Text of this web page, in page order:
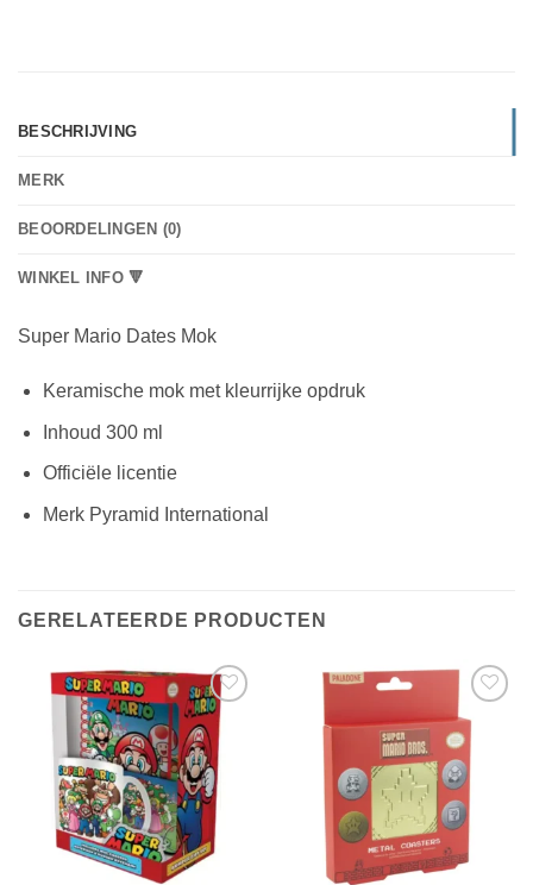
BESCHRIJVING
MERK
BEOORDELINGEN (0)
WINKEL INFO 🔻
Super Mario Dates Mok
Keramische mok met kleurrijke opdruk
Inhoud 300 ml
Officiële licentie
Merk Pyramid International
GERELATEERDE PRODUCTEN